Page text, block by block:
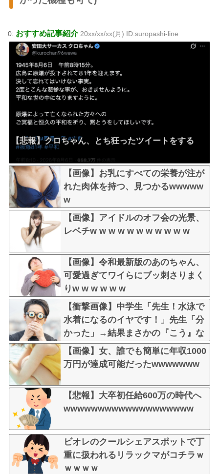
0: おすすめ記事紹介20xx/xx/xx(月) ID:suropashi-line
【悲報】クロちゃん、とち狂ったツイートをする
【画像】お乳にすべての栄養が注が
れた肉体を持つ、見つかるwwwww
w
【画像】アイドルのオフ会の光景、
レベチw w w w w w w w w w w
【画像】令和最新版のあのちゃん、
可愛過ぎてワイらにブッ刺さりまく
りw w w w w w
【衝撃画像】中学生「先生！水泳で
水着になるのイヤです！」先生「分
かった」→結果まさかの『こう』な
ってしまうw w w w w w w
【画像】女、誰でも簡単に年収1000
万円が達成可能だったwwwwwww
【悲報】大卒初任給600万の時代へ
wwwwwwwwwwwwwwwwwww
ビオレのクールシェアスポットで丁
重に扱われるリラックマがコチラｗ
ｗｗｗｗ